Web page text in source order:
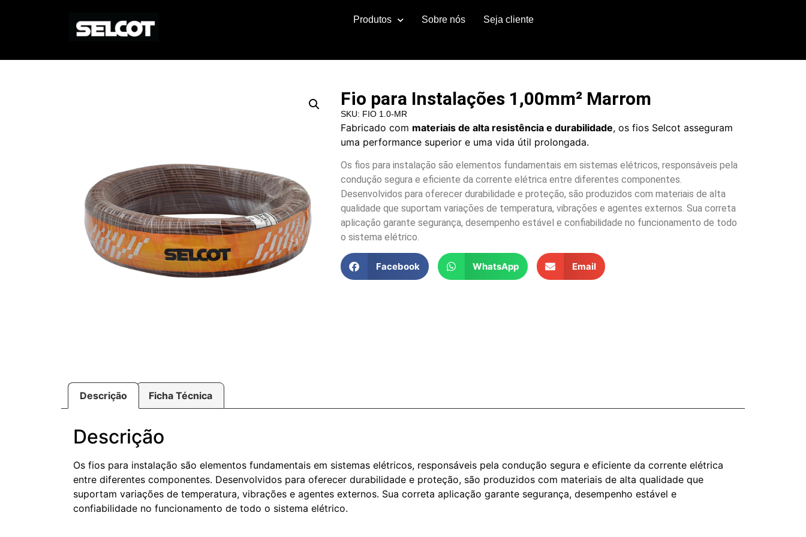
Produtos Sobre nós Seja cliente
Fio para Instalações 1,00mm² Marrom
SKU: FIO 1.0-MR
Fabricado com materiais de alta resistência e durabilidade, os fios Selcot asseguram
uma performance superior e uma vida útil prolongada.
Os fios para instalação são elementos fundamentais em sistemas elétricos, responsáveis pela
condução segura e eficiente da corrente elétrica entre diferentes componentes.
Desenvolvidos para oferecer durabilidade e proteção, são produzidos com materiais de alta
qualidade que suportam variações de temperatura, vibrações e agentes externos. Sua correta
aplicação garante segurança, desempenho estável e confiabilidade no funcionamento de todo
o sistema elétrico.
Facebook WhatsApp Email
Descrição Ficha Técnica
Descrição
Os fios para instalação são elementos fundamentais em sistemas elétricos, responsáveis pela condução segura e eficiente da corrente elétrica
entre diferentes componentes. Desenvolvidos para oferecer durabilidade e proteção, são produzidos com materiais de alta qualidade que
suportam variações de temperatura, vibrações e agentes externos. Sua correta aplicação garante segurança, desempenho estável e
confiabilidade no funcionamento de todo o sistema elétrico.